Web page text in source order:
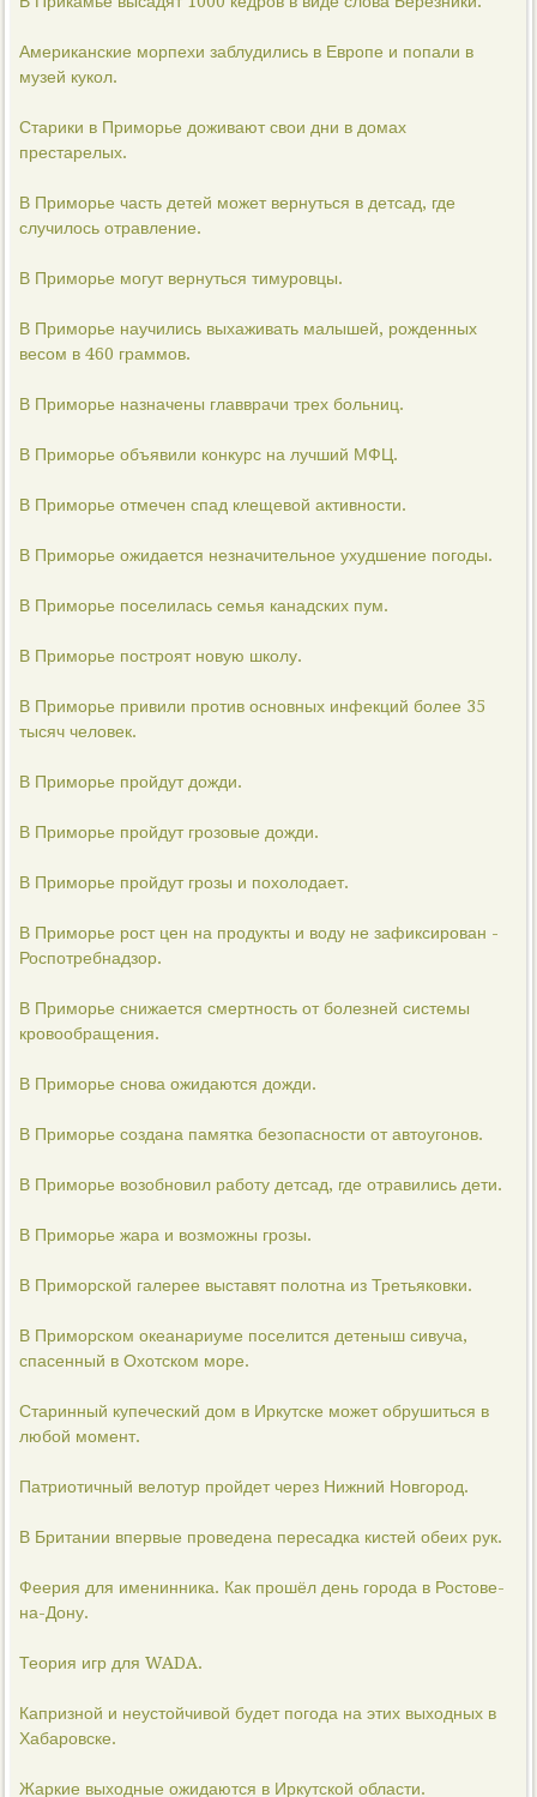
Американские морпехи заблудились в Европе и попали в
музей кукол.
Старики в Приморье доживают свои дни в домах
престарелых.
В Приморье часть детей может вернуться в детсад, где
случилось отравление.
В Приморье могут вернуться тимуровцы.
В Приморье научились выхаживать малышей, рожденных
весом в 460 граммов.
В Приморье назначены главврачи трех больниц.
В Приморье объявили конкурс на лучший МФЦ.
В Приморье отмечен спад клещевой активности.
В Приморье ожидается незначительное ухудшение погоды.
В Приморье поселилась семья канадских пум.
В Приморье построят новую школу.
В Приморье привили против основных инфекций более 35
тысяч человек.
В Приморье пройдут дожди.
В Приморье пройдут грозовые дожди.
В Приморье пройдут грозы и похолодает.
В Приморье рост цен на продукты и воду не зафиксирован -
Роспотребнадзор.
В Приморье снижается смертность от болезней системы
кровообращения.
В Приморье снова ожидаются дожди.
В Приморье создана памятка безопасности от автоугонов.
В Приморье возобновил работу детсад, где отравились дети.
В Приморье жара и возможны грозы.
В Приморской галерее выставят полотна из Третьяковки.
В Приморском океанариуме поселится детеныш сивуча,
спасенный в Охотском море.
Старинный купеческий дом в Иркутске может обрушиться в
любой момент.
Патриотичный велотур пройдет через Нижний Новгород.
В Британии впервые проведена пересадка кистей обеих рук.
Феерия для именинника. Как прошёл день города в Ростове-
на-Дону.
Теория игр для WADA.
Капризной и неустойчивой будет погода на этих выходных в
Хабаровске.
Жаркие выходные ожидаются в Иркутской области.